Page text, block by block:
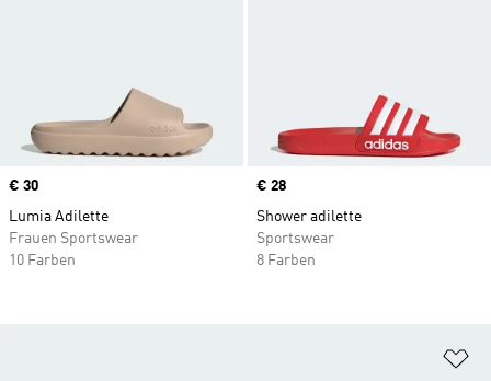
Price
€ 30
Lumia Adilette
Frauen Sportswear
10 Farben
Price
€ 28
Shower adilette
Sportswear
8 Farben